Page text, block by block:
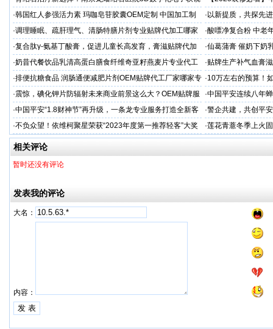
保肾取石术
你省下3万冤枉钱！
·韩国红人参强活力素 玛咖皂苷胶囊OEM定制 中国加工制
造商
· 以新提质，共探先
·调理睡眠、疏肝理气、清肠特膳片剂专业贴牌代加工哪家
专业
·酸嘌净复合粉 中老
·复合肽γ-氨基丁酸膏，促进儿童长高发育，膏滋贴牌代加
工厂家
·仙葛蒲膏 催奶下奶
家
·奶昔代餐饮品乳清高蛋白膳食纤维奇亚籽燕麦片专业代工
厂家
·贴牌生产补气血膏
·排便抗糖食品 润肠通便减肥片剂OEM贴牌代工厂家哪家专
业
·10万左右的预算！
·震惊，碘化钾片防辐射未来商业前景这么大？OEM贴牌服
务商
·中国平安连续八年
品牌"
·中国平安“1.8财神节”再升级，一条龙专业服务打造全新客
户体验
·警企共建，共创平
人才专项培训
·不负众望！依维柯聚星荣获“2023年度第一推荐轻客”大奖 ·莲花青薏冬季上火
工厂
相关评论
暂时还没有评论
发表我的评论
大名：
内容：